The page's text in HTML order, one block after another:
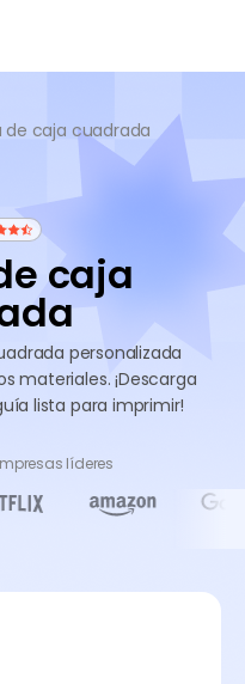
de caja cuadrada
caja
personalizada
materiales. ¡Descarga
lista para imprimir!
líderes